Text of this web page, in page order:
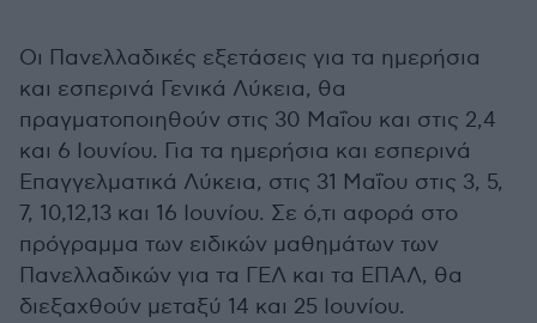
Οι Πανελλαδικές εξετάσεις για τα ημερήσια
και εσπερινά Γενικά Λύκεια, θα
πραγματοποιηθούν στις 30 Μαΐου και στις 2,4
και 6 Ιουνίου. Για τα ημερήσια και εσπερινά
Επαγγελματικά Λύκεια, στις 31 Μαΐου στις 3, 5,
7, 10,12,13 και 16 Ιουνίου. Σε ό,τι αφορά στο
πρόγραμμα των ειδικών μαθημάτων των
Πανελλαδικών για τα ΓΕΛ και τα ΕΠΑΛ, θα
διεξαχθούν μεταξύ 14 και 25 Ιουνίου.